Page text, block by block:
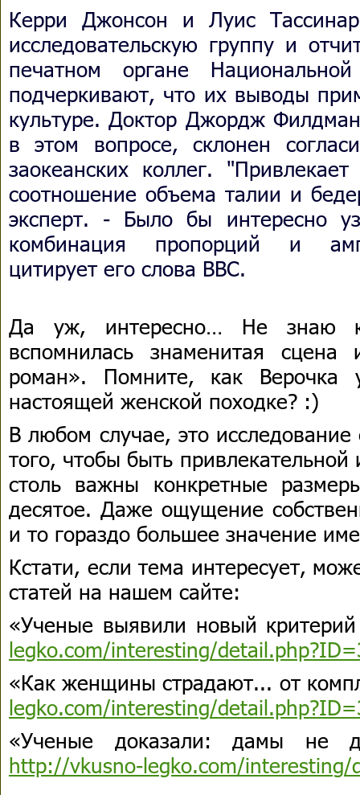
Керри Джонсон и Луис
исследовательскую группу и
печатном органе
подчеркивают, что их выводы
культуре. Доктор Джордж
в этом вопросе, склонен
заокеанских коллег.
соотношение объема талии и
эксперт. - Было бы интересно
комбинация пропорций и
цитирует его слова BBC.
Да уж, интересно… Не знаю
вспомнилась знаменитая
роман». Помните, как Верочка
настоящей женской походке? :)
В любом случае, это
того, чтобы быть
столь важны конкретные
десятое. Даже ощущение
и то гораздо большее значение
Кстати, если тема интересует,
статей на нашем сайте:
«Ученые выявили новый
legko.com/interesting/
«Как женщины страдают... от
legko.com/interesting/
«Ученые доказали: дамы не
http://vkusno-legko.com/interesting/